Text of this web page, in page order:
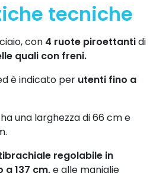
tecniche
con 4 ruote piroettantidi
quali con freni.
è indicato per utenti fino a
una larghezza di 66 cm e
regolabile in
a 137 cm,e alle maniglie